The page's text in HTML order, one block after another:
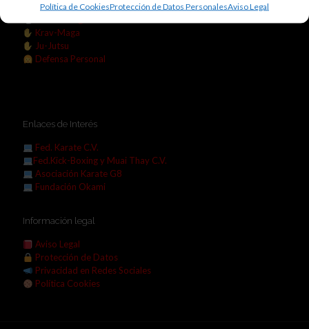
Política de CookiesProtección de Datos PersonalesAviso Legal
Karate
Krav-Maga
Ju-Jutsu
Defensa Personal
Enlaces de Interés
Fed. Karate C.V.
Fed.Kick-Boxing y Muai Thay C.V.
Asociación Karate G8
Fundación Okami
Información legal
Aviso Legal
Protección de Datos
Privacidad en Redes Sociales
Política Cookies